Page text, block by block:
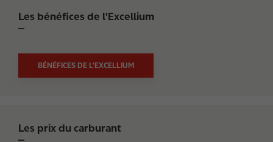
Les bénéfices de l'Excellium
BÉNÉFICES DE L'EXCELLIUM
Les prix du carburant